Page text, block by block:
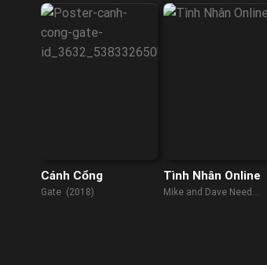
Cánh Cổng
Gate (2018)
Tình Nhân Online
Mike and Dave Need